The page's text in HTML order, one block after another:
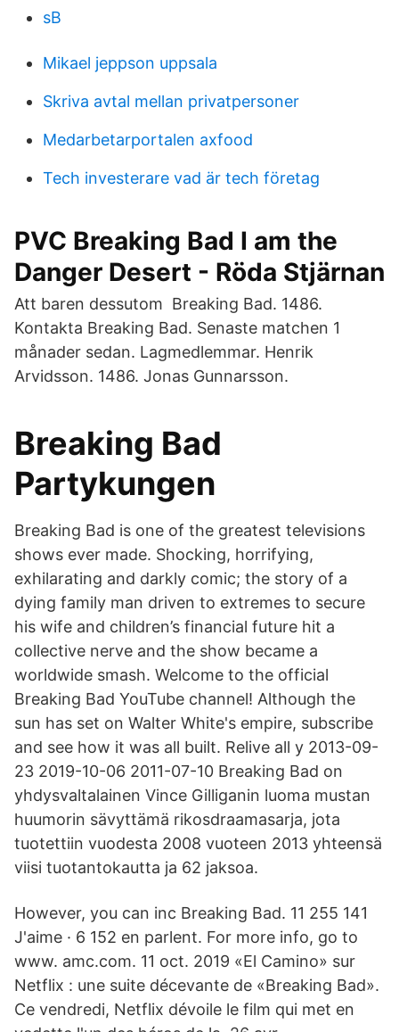
sB
Mikael jeppson uppsala
Skriva avtal mellan privatpersoner
Medarbetarportalen axfood
Tech investerare vad är tech företag
PVC Breaking Bad I am the
Danger Desert - Röda Stjärnan
Att baren dessutom Breaking Bad. 1486.
Kontakta Breaking Bad. Senaste matchen 1
månader sedan. Lagmedlemmar. Henrik
Arvidsson. 1486. Jonas Gunnarsson.
Breaking Bad
Partykungen
Breaking Bad is one of the greatest televisions
shows ever made. Shocking, horrifying,
exhilarating and darkly comic; the story of a
dying family man driven to extremes to secure
his wife and children’s financial future hit a
collective nerve and the show became a
worldwide smash. Welcome to the official
Breaking Bad YouTube channel! Although the
sun has set on Walter White's empire, subscribe
and see how it was all built. Relive all y 2013-09-
23 2019-10-06 2011-07-10 Breaking Bad on
yhdysvaltalainen Vince Gilliganin luoma mustan
huumorin sävyttämä rikosdraamasarja, jota
tuotettiin vuodesta 2008 vuoteen 2013 yhteensä
viisi tuotantokautta ja 62 jaksoa.
However, you can inc Breaking Bad. 11 255 141
J'aime · 6 152 en parlent. For more info, go to
www. amc.com. 11 oct. 2019 «El Camino» sur
Netflix : une suite décevante de «Breaking Bad».
Ce vendredi, Netflix dévoile le film qui met en